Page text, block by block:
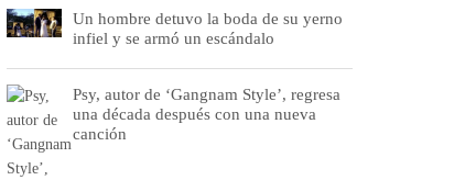
Un hombre detuvo la boda de su yerno
infiel y se armó un escándalo
Psy, autor de ‘Gangnam Style’, regresa
una década después con una nueva
canción